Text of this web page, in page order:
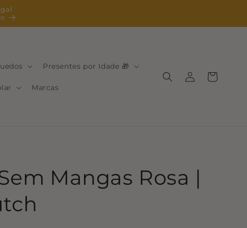
Presentes por Idade 🎁
Marcas
sessão
Carrinho
Mangas Rosa |